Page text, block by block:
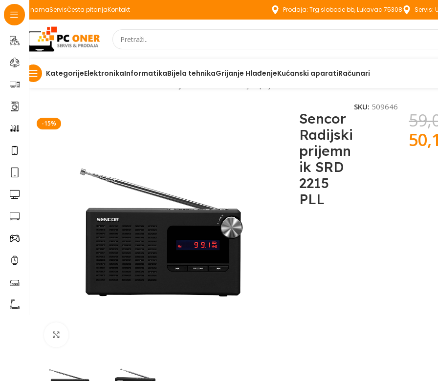
O namaServisČesta pitanjaKontakt Prodaja: Trg slobode bb, Lukavac 75308 Servis:
KategorijeElektronikaInformatikaBijela tehnikaGrijanje HlađenjeKućanski aparatiRačunari
Početna
-15%
Sencor
Radijski
prijemn
ik SRD
2215
PLL
SKU: 509646